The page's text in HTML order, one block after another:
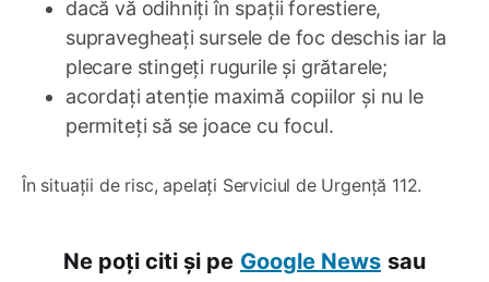
dacă vă odihniți în spații forestiere,
supravegheați sursele de foc deschis iar la
plecare stingeți rugurile și grătarele;
acordați atenție maximă copiilor și nu le
permiteți să se joace cu focul.
În situații de risc, apelați Serviciul de Urgență 112.
Ne poți citi și pe Google News sau